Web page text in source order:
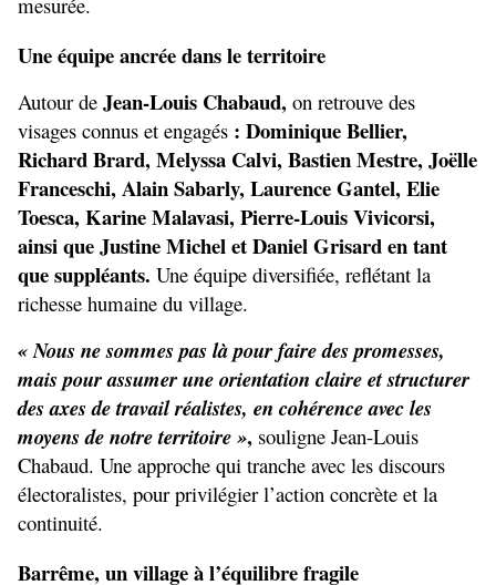
Une équipe ancrée dans le territoire
Autour de Jean-Louis Chabaud, on retrouve des
visages connus et engagés : Dominique Bellier,
Richard Brard, Melyssa Calvi, Bastien Mestre, Joëlle
Franceschi, Alain Sabarly, Laurence Gantel, Elie
Toesca, Karine Malavasi, Pierre-Louis Vivicorsi,
ainsi que Justine Michel et Daniel Grisard en tant
que suppléants. Une équipe diversifiée, reflétant la
richesse humaine du village.
« Nous ne sommes pas là pour faire des promesses,
mais pour assumer une orientation claire et structurer
des axes de travail réalistes, en cohérence avec les
moyens de notre territoire », souligne Jean-Louis
Chabaud. Une approche qui tranche avec les discours
électoralistes, pour privilégier l’action concrète et la
continuité.
Barrême, un village à l’équilibre fragile